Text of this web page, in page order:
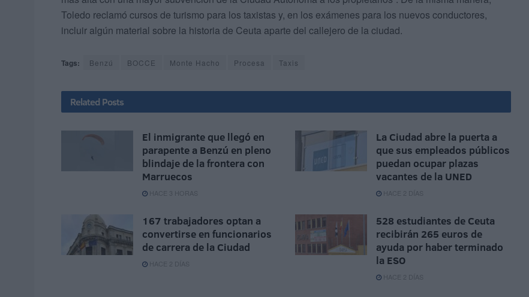
Toledo reclamó cursos de turismo para los taxistas y, en los exámenes para los nuevos conductores,
incluir algún material sobre la historia de Ceuta aparte del callejero de la ciudad.
Tags: Benzú BOCCE Monte Hacho Procesa Taxis
Related Posts
El inmigrante que llegó en
parapente a Benzú en pleno
blindaje de la frontera con
Marruecos
HACE 3 HORAS
La Ciudad abre la puerta a
que sus empleados públicos
puedan ocupar plazas
vacantes de la UNED
HACE 2 DÍAS
167 trabajadores optan a
convertirse en funcionarios
de carrera de la Ciudad
HACE 2 DÍAS
528 estudiantes de Ceuta
recibirán 265 euros de
ayuda por haber terminado
la ESO
HACE 2 DÍAS